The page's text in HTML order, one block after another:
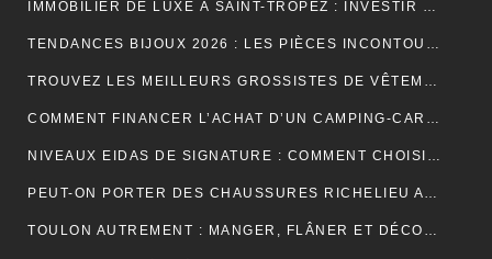
IMMOBILIER DE LUXE À SAINT-TROPEZ : INVESTIR DANS UN ART DE VIVRE
TENDANCES BIJOUX 2026 : LES PIÈCES INCONTOURNABLES À PORTER CETTE ANNÉE
TROUVEZ LES MEILLEURS GROSSISTES DE VÊTEMENTS PAT PATROUILLE POUR BOOSTER VOTRE ACTIVITÉ DE REVENTE RENTABLE
COMMENT FINANCER L’ACHAT D’UN CAMPING-CAR : CRÉDIT, LEASING OU PAIEMENT COMPTANT ?
NIVEAUX EIDAS DE SIGNATURE : COMMENT CHOISIR LE BON NIVEAU POUR SÉCURISER VOS DOCUMENTS
PEUT-ON PORTER DES CHAUSSURES RICHELIEU AVEC UN JEAN ?
TOULON AUTREMENT : MANGER, FLÂNER ET DÉCOUVRIR LES VRAIES BONNES ADRESSES